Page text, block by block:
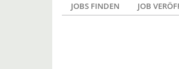
JOBS FINDEN JOB